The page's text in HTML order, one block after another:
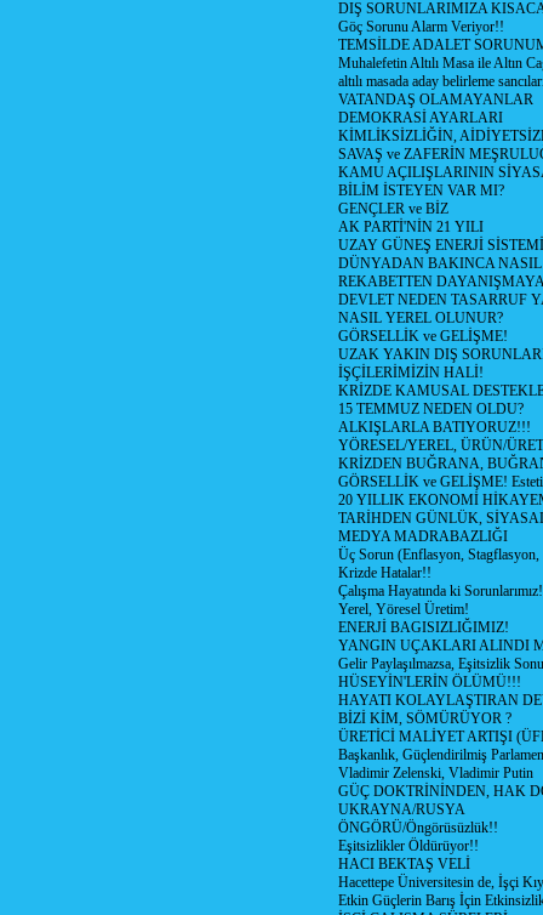
DIŞ SORUNLARIMIZA
Göç Sorunu Alarm Veriyor!!
TEMSİLDE ADALET
Muhalefetin Altılı Masa ile Altın
altılı masada aday belirleme
VATANDAŞ OLAMAYANLAR
DEMOKRASİ AYARLARI
KİMLİKSİZLİĞİN,
SAVAŞ ve ZAFERİN
KAMU AÇILIŞLARININ
BİLİM İSTEYEN VAR MI?
GENÇLER ve BİZ
AK PARTİ'NİN 21 YILI
UZAY GÜNEŞ ENERJİ SİSTEMİ
DÜNYADAN BAKINCA
REKABETTEN
DEVLET NEDEN TASARRUF
NASIL YEREL OLUNUR?
GÖRSELLİK ve GELİŞME!
UZAK YAKIN DIŞ
İŞÇİLERİMİZİN HALİ!
KRİZDE KAMUSAL
15 TEMMUZ NEDEN OLDU?
ALKIŞLARLA BATIYORUZ!!!
YÖRESEL/YEREL, ÜRÜN/
KRİZDEN BUĞRANA,
GÖRSELLİK ve GELİŞME!
20 YILLIK EKONOMİ
TARİHDEN GÜNLÜK,
MEDYA MADRABAZLIĞI
Üç Sorun (Enflasyon, Stagflasyon,
Krizde Hatalar!!
Çalışma Hayatında ki
Yerel, Yöresel Üretim!
ENERJİ BAGISIZLIĞIMIZ!
YANGIN UÇAKLARI ALINDI
Gelir Paylaşılmazsa, Eşitsizlik
HÜSEYİN'LERİN ÖLÜMÜ!!!
HAYATI KOLAYLAŞTIRAN
BİZİ KİM, SÖMÜRÜYOR ?
ÜRETİCİ MALİYET ARTIŞI
Başkanlık, Güçlendirilmiş
Vladimir Zelenski, Vladimir Putin
GÜÇ DOKTRİNİNDEN, HAK
UKRAYNA/RUSYA
ÖNGÖRÜ/Öngörüsüzlük!!
Eşitsizlikler Öldürüyor!!
HACI BEKTAŞ VELİ
Hacettepe Üniversitesin de, İşçi
Etkin Güçlerin Barış İçin